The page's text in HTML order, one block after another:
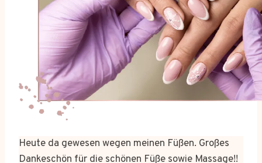
Heute da gewesen wegen meinen Füßen. Großes
Dankeschön für die schönen Füße sowie Massage!!